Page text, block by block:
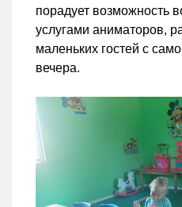
порадует возможность
услугами аниматоров,
маленьких гостей с
вечера.